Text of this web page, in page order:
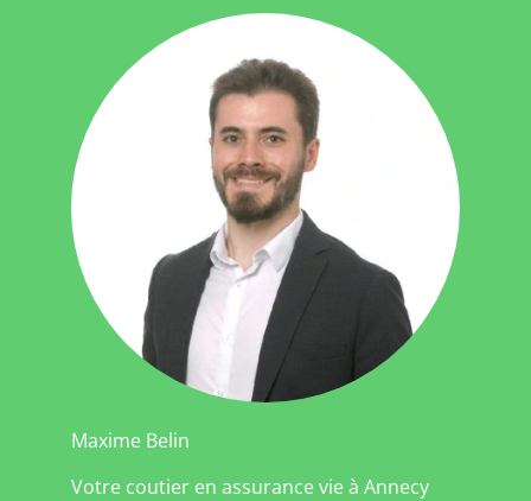
Maxime Belin
Votre coutier en assurance vie à Annecy